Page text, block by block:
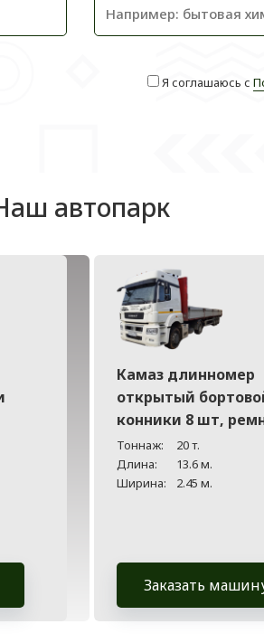
Я соглашаюсь с
автопарк
Камаз длинномер
открытый
конники 8 шт,
Тоннаж:
20 т.
Длина:
13.6 м.
Ширина:
2.45 м.
Заказать